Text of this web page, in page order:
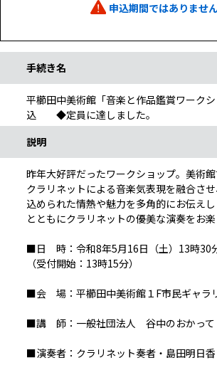
申込期間ではありません
手続き名
平櫛田中美術館「音楽と作品鑑賞ワーク
込 ◆定員に達しました。
説明
昨年大好評だったワークショップ。美術
クラリネットによる音楽気表現を融合さ
込められた情熱や魅力を多角的にお伝え
とともにクラリネットの優美な演奏をお楽
■日 時：令和8年5月16日（土）13時30
（受付開始：13時15分）
■会 場：平櫛田中美術館１F市民ギャラ
■講 師：一般社団法人 谷中のおかって
■演奏者：クラリネット奏者・島田明日香